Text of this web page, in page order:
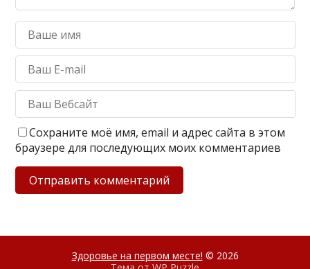
Сохраните моё имя, email и адрес сайта в этом
браузере для последующих моих комментариев
Здоровье на первом месте! © 2026